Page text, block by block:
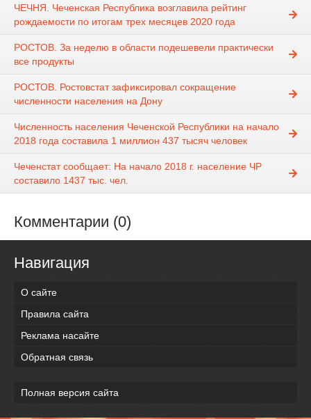
ЧЕЧНЯ. Чеченская Республика возглавила рейтинг
рождаемости по итогам трех месяцев 2020 года
РОСТОВ. За неделю в области подешевели практически
все продукты
РОСТОВ. Ростовстат зафиксировал сокращение
численности населения на Дону
Численность населения Чеченской Республики на начало
2018 года составила 1 миллион 437 тысяч человек
Чеченстат сообщает: На начало 2018 г. население ЧР
составило 1437 тыс. чел.
Комментарии (0)
Навигация
О сайте
Правила сайта
Реклама насайте
Обратная связь
Полная версия сайта